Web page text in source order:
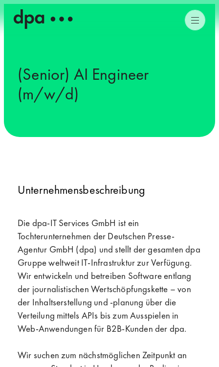
(Senior) AI Engineer
(m/w/d)
Unternehmensbeschreibung
Die dpa-IT Services GmbH ist ein
Tochterunternehmen der Deutschen Presse-
Agentur GmbH (dpa) und stellt der gesamten dpa
Gruppe weltweit IT-Infrastruktur zur Verfügung.
Wir entwickeln und betreiben Software entlang
der journalistischen Wertschöpfungskette – von
der Inhaltserstellung und -planung über die
Verteilung mittels APIs bis zum Ausspielen in
Web-Anwendungen für B2B-Kunden der dpa.
Wir suchen zum nächstmöglichen Zeitpunkt an